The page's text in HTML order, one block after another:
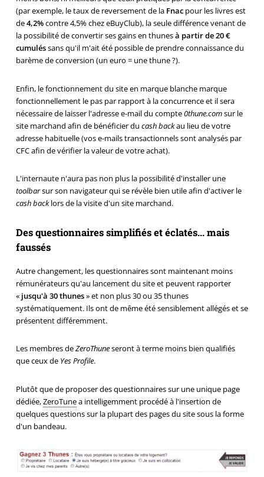
(par exemple, le taux de reversement de la Fnacpour les livres est
de4,2%contre 4,5% chez eBuyClub), la seule différence venant de
la possibilité de convertir ses gains en thunesà partir de 20 €
cumuléssans qu'il m'ait été possible de prendre connaissance du
barème de conversion (un euro = une thune ?).
Enfin, le fonctionnement du site en marque blanche marque
fonctionnellement le pas par rapport à la concurrence et il sera
nécessaire de laisser l'adresse e-mail du compte0thune.comsur le
site marchand afin de bénéficier du cash backau lieu de votre
adresse habituelle (vos e-mails transactionnels sont analysés par
CFC afin de vérifier la valeur de votre achat).
L'internaute n'aura pas non plus la possibilité d'installer une
toolbarsur son navigateur qui se révèle bien utile afin d'activer le
cash backlors de la visite d'un site marchand.
Des questionnaires simplifiés et éclatés... mais
faussés
Autre changement, les questionnaires sont maintenant moins
rémunérateurs qu'au lancement du site et peuvent rapporter
« jusqu'à 30 thunes» et non plus 30 ou 35 thunes
systématiquement. Ils ont de même été sensiblement allégés et se
présentent différemment.
Les membres deZeroThuneseront à terme moins bien qualifiés
que ceux de Yes Profile.
Plutôt que de proposer des questionnaires sur une unique page
dédiée,ZeroTunea intelligemment procédé à l'insertion de
quelques questions sur la plupart des pages du site sous la forme
d'un bandeau.